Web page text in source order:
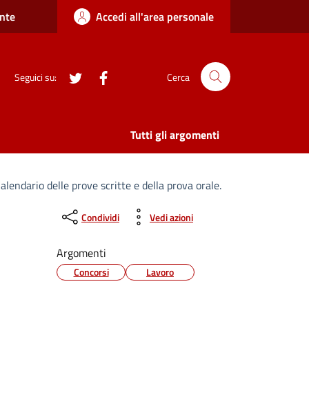
Accedi all'area personale
Seguici su: twitter Cerca
Tutti gli argomenti
delle prove scritte e della prova orale.
Condividi Vedi azioni
Argomenti
Concorsi Lavoro